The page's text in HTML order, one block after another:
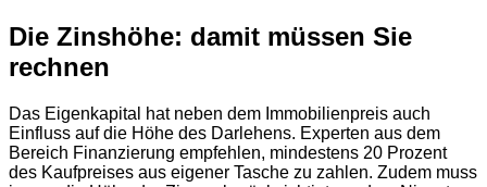
Die Zinshöhe: damit müssen Sie
rechnen
Das Eigenkapital hat neben dem Immobilienpreis auch
Einfluss auf die Höhe des Darlehens. Experten aus dem
Bereich Finanzierung empfehlen, mindestens 20 Prozent
des Kaufpreises aus eigener Tasche zu zahlen. Zudem muss